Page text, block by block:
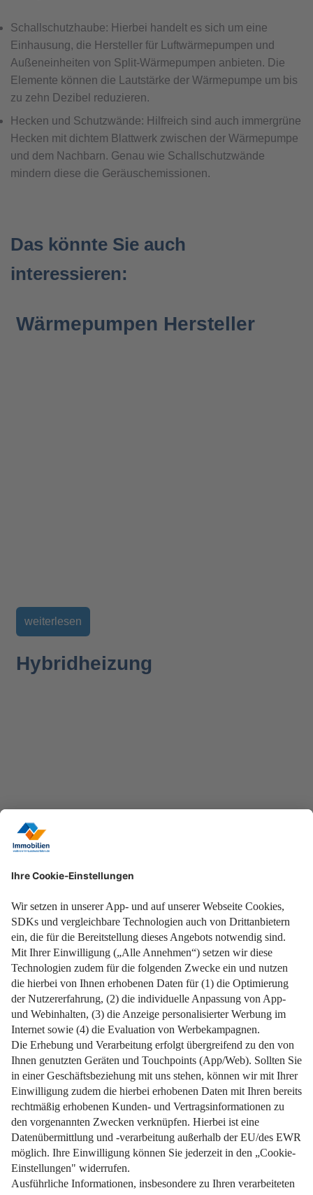
Schallschutzhaube: Hierbei handelt es sich um eine
Einhausung, die Hersteller für Luftwärmepumpen und
Außeneinheiten von Split-Wärmepumpen anbieten. Die
Elemente können die Lautstärke der Wärmepumpe um bis
zu zehn Dezibel reduzieren.
Hecken und Schutzwände: Hilfreich sind auch immergrüne
Hecken mit dichtem Blattwerk zwischen der Wärmepumpe
und dem Nachbarn. Genau wie Schallschutzwände
mindern diese die Geräuschemissionen.
Das könnte Sie auch
interessieren:
Wärmepumpen Hersteller
weiterlesen
Hybridheizung
25. Februar 2026
Impressum Datenschutz Nutzungsbedingungen
Pflichtinformationen